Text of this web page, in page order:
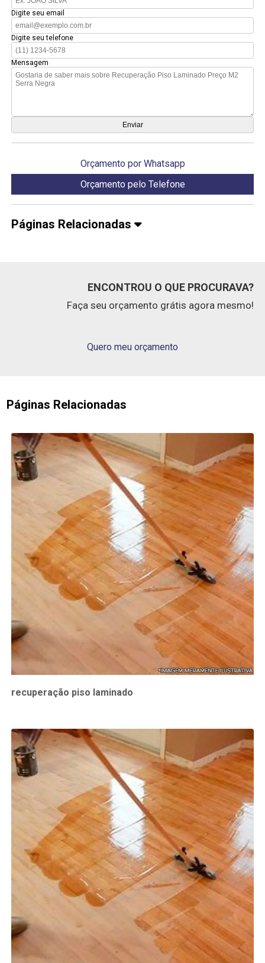
Digite seu email
Digite seu telefone
Mensagem
Orçamento por Whatsapp
Orçamento pelo Telefone
Páginas Relacionadas
ENCONTROU O QUE PROCURAVA?
Faça seu orçamento grátis agora mesmo!
Quero meu orçamento
Páginas Relacionadas
recuperação piso laminado